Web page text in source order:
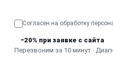
Согласен на обработку
−20% при заявке с сайта
Перезвоним за 10 минут ·